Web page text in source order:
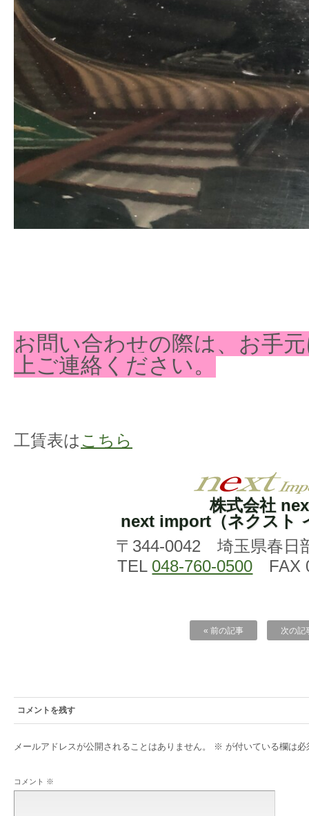
お問い合わせの際は、お手
上ご連絡ください。
工賃表は こちら
株式会社
next import（ネクスト
〒344-0042 埼玉県春日
TEL 048-760-0500 FAX
« 前の記事 次の記
コメントを残す
メールアドレスが公開されることはありません。 ※ が付いている欄は必
コメント ※